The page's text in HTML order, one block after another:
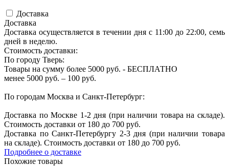
Доставка
Доставка
Доставка осуществляется в течении дня с 11:00 до 22:00, семь
дней в неделю.
Стоимость доставки:
По городу Тверь:
Товары на сумму более 5000 руб. - БЕСПЛАТНО
менее 5000 руб. – 100 руб.
По городам Москва и Санкт-Петербург:
Доставка по Москве 1-2 дня (при наличии товара на складе).
Стоимость доставки от 180 до 700 руб.
Доставка по Санкт-Петербургу 2-3 дня (при наличии товара
на складе). Стоимость доставки от 180 до 700 руб.
Подробнее о доставке
Похожие товары